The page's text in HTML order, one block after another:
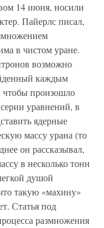
14 июня, носили
Пайерлс писал,
в чистом уране.
возможно
каждым
чтобы произошло
уравнений, в
ядерные
массу урана (то
он рассказывал,
в несколько тонн
душой
такую «махину»
Статья под
размножения